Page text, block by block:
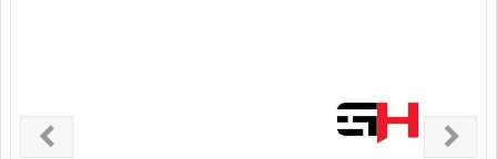
chevron_leftPrevious chevron_right
Next